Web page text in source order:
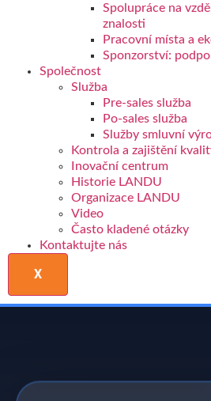
Spolupráce na
znalosti
Pracovní místa a
Sponzorství:
Společnost
Služba
Pre-sales služba
Po-sales služba
Služby smluvní
Kontrola a zajištění
Inovační centrum
Historie LANDU
Organizace LANDU
Video
Často kladené otázky
Kontaktujte nás
X